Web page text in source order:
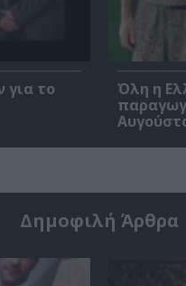
το
Όλη η
Δημοφιλή Άρθρα